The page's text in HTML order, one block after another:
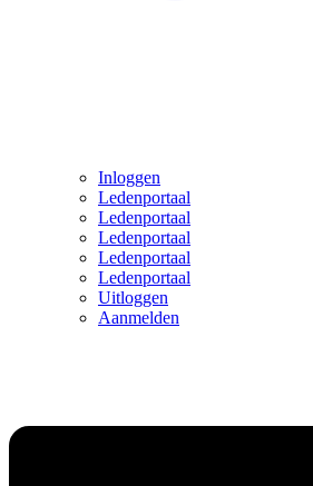
Inloggen
Ledenportaal
Ledenportaal
Ledenportaal
Ledenportaal
Ledenportaal
Uitloggen
Aanmelden